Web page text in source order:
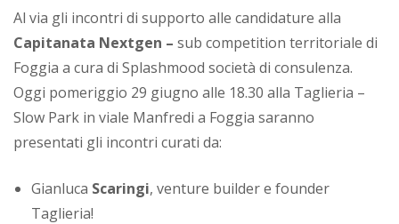
u
g
Al via gli incontri di supporto alle candidature alla
Capitanata Nextgen – sub competition territoriale di
Foggia a cura di Splashmood società di consulenza.
Oggi pomeriggio 29 giugno alle 18.30 alla Taglieria –
Slow Park in viale Manfredi a Foggia saranno
presentati gli incontri curati da:
Gianluca Scaringi, venture builder e founder
Taglieria!